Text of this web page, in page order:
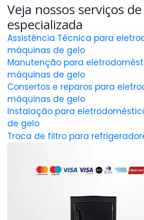
Veja nossos serviços
especializada
Assistência Técnica para
máquinas de gelo
Manutenção para
máquinas de gelo
Consertos e reparos para
máquinas de gelo
Instalação para
de gelo
Troca de filtro para